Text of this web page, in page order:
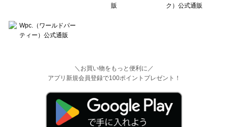
＼お買い物をもっと便利に／
アプリ新規会員登録で100ポイントプレゼント！